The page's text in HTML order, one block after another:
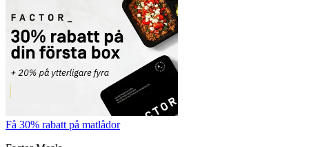
Få 30% rabatt på matlådor